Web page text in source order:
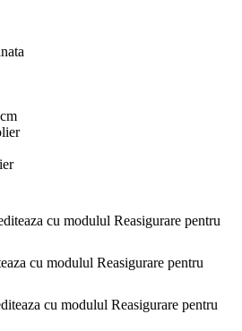
cu modulul Reasigurare pentru
cu modulul Reasigurare pentru
cu modulul Reasigurare pentru